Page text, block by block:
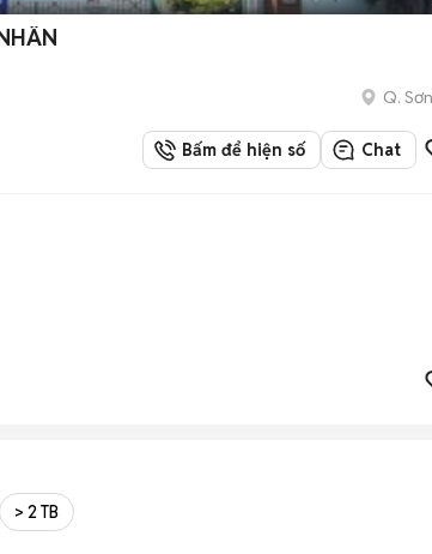
Q.
Bấm để hiện số Chat
> 2 TB